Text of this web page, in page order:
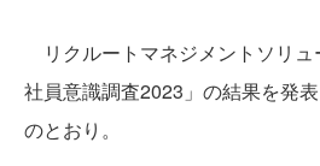
リクルートマネジメントソリュ
社員意識調査2023」の結果を発
のとおり。